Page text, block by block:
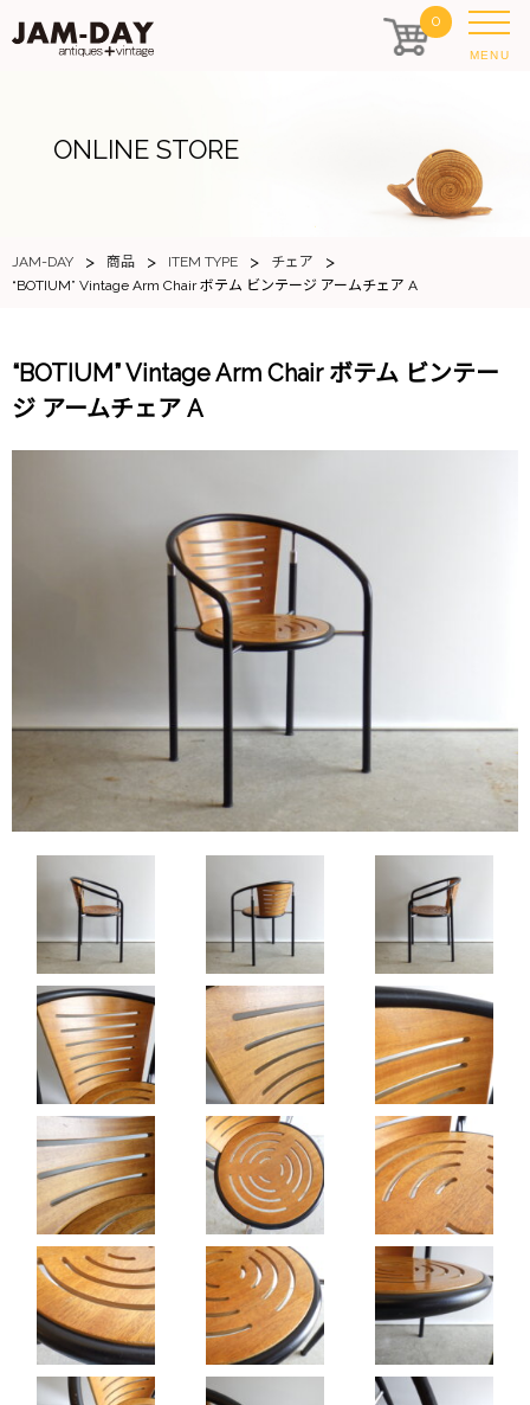
0
MENU
ONLINE STORE
JAM-DAY > 商品 > ITEM TYPE > チェア >
“BOTIUM” Vintage Arm Chair ボテム ビンテージ アームチェア A
“BOTIUM” Vintage Arm Chair ボテム ビンテー
ジ アームチェア A